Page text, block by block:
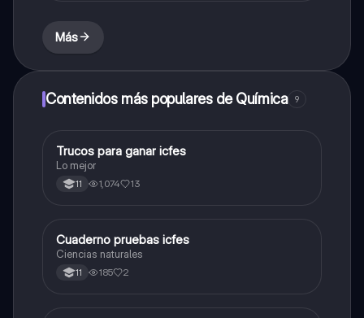
Más
Contenidos más populares de Química 9
Química
Trucos para ganar icfes
Lo mejor
11 1,074 13
Biologia
Cuaderno pruebas icfes
Ciencias naturales
11 185 2